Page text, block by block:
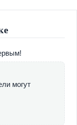
очень часто,
человек сам не
практически
со
могут